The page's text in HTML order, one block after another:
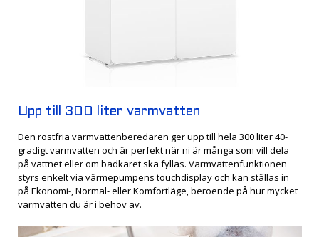
Upp till 300 liter varmvatten
Den rostfria varmvattenberedaren ger upp till hela 300 liter 40-
gradigt varmvatten och är perfekt när ni är många som vill dela
på vattnet eller om badkaret ska fyllas. Varmvattenfunktionen
styrs enkelt via värmepumpens touchdisplay och kan ställas in
på Ekonomi-, Normal- eller Komfortläge, beroende på hur mycket
varmvatten du är i behov av.